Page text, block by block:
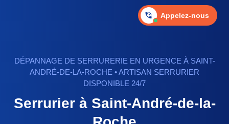
Appelez-nous
DÉPANNAGE DE SERRURERIE EN URGENCE À SAINT-
ANDRÉ-DE-LA-ROCHE • ARTISAN SERRURIER
DISPONIBLE 24/7
Serrurier à Saint-André-de-la-